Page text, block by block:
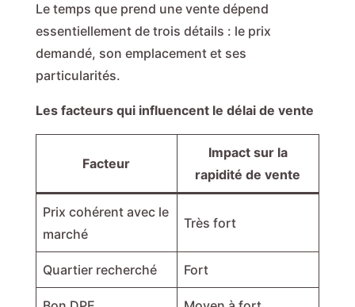
Le temps que prend une vente dépend
essentiellement de trois détails : le prix
demandé, son emplacement et ses
particularités.
Les facteurs qui influencent le délai de vente
Facteur
Impact sur la
rapidité de vente
Prix cohérent avec le
marché
Très fort
Quartier recherché Fort